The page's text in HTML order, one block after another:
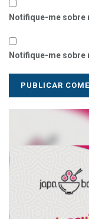
Notifique-me
Notifique-me sobre